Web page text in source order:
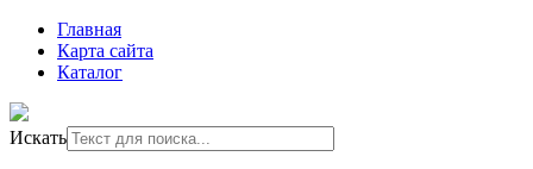
Главная
Карта сайта
Каталог
Искать